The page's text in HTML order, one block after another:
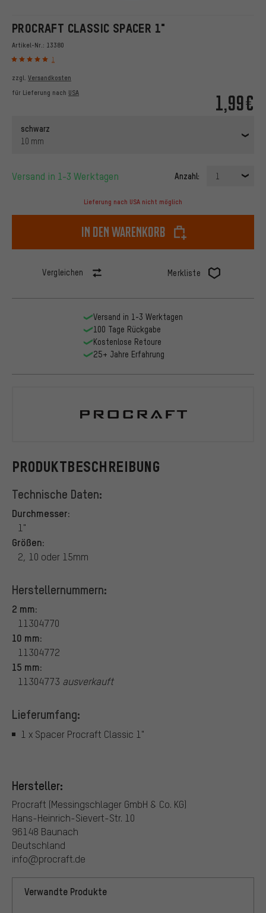
PROCRAFT CLASSIC SPACER 1"
Artikel-Nr.: 13380
1
1,99€
zzgl. Versandkosten
für Lieferung nach USA
schwarz
10 mm
Versand in 1-3 Werktagen Anzahl: 1
Lieferung nach USA nicht möglich
In den Warenkorb
Vergleichen Merkliste
PRODUKTBESCHREIBUNG
Technische Daten:
Durchmesser:
1"
Größen:
2, 10 oder 15mm
Herstellernummern:
2 mm:
11304770
10 mm:
11304772
15 mm:
11304773 ausverkauft
Lieferumfang:
1 x Spacer Procraft Classic 1"
Hersteller:
Procraft (Messingschlager GmbH & Co. KG)
Hans-Heinrich-Sievert-Str. 10
96148 Baunach
Deutschland
info@procraft.de
Verwandte Produkte
Versand in 1-3 Werktagen
100 Tage Rückgabe
Kostenlose Retoure
25+ Jahre Erfahrung